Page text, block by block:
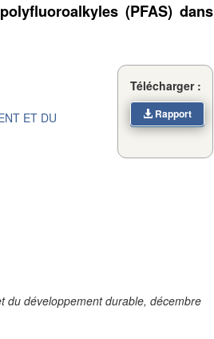
(PFAS) dans
ET DU
Télécharger :
Rapport
du développement durable, décembre